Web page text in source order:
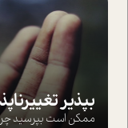
بپذير
ممکن است بپرسيد چرا